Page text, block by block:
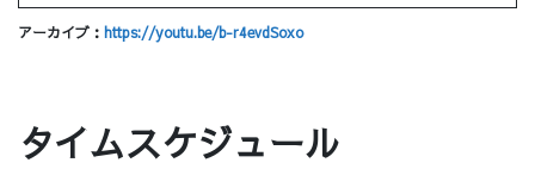
アーカイブ： https://youtu.be/b-r4evdSoxo
タイムスケジュール